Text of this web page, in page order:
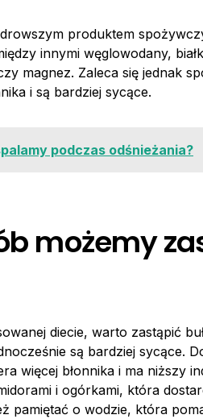
produktem
innymi węglowodany,
magnez. Zaleca się jednak
i są bardziej sycące.
podczas odśnieżania?
możemy
diecie, warto zastąpić
są bardziej sycące.
więcej błonnika i ma niższy
i ogórkami, która
pamiętać o wodzie, która